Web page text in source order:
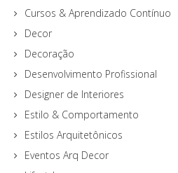
Cursos & Aprendizado Contínuo
Decor
Decoração
Desenvolvimento Profissional
Designer de Interiores
Estilo & Comportamento
Estilos Arquitetônicos
Eventos Arq Decor